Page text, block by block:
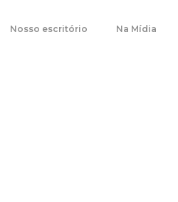
Nosso escritório Na Mídia